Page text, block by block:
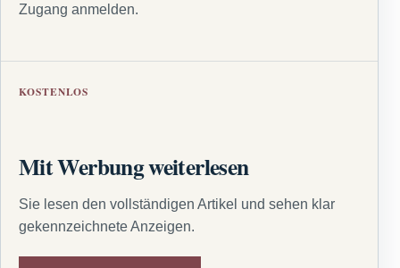
Zugang anmelden.
KOSTENLOS
Mit Werbung weiterlesen
Sie lesen den vollständigen Artikel und sehen klar
gekennzeichnete Anzeigen.